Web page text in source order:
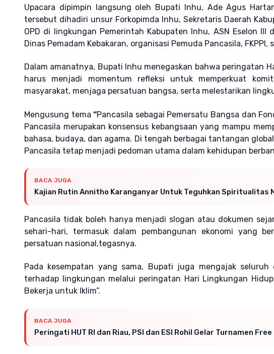
Upacara dipimpin langsung oleh Bupati Inhu, Ade Agus
tersebut dihadiri unsur Forkopimda Inhu, Sekretaris Daerah
OPD di lingkungan Pemerintah Kabupaten Inhu, ASN Eselon III
Dinas Pemadam Kebakaran, organisasi Pemuda Pancasila, FKPPI,
Dalam amanatnya, Bupati Inhu menegaskan bahwa peringatan
harus menjadi momentum refleksi untuk memperkuat
masyarakat, menjaga persatuan bangsa, serta melestarikan
Mengusung tema“Pancasila sebagai Pemersatu Bangsa dan
Pancasila merupakan konsensus kebangsaan yang mampu
bahasa, budaya, dan agama. Di tengah berbagai tantangan
Pancasila tetap menjadi pedoman utama dalam kehidupan
BACA JUGA
Kajian Rutin Annitho Karanganyar Untuk Teguhkan Spiritualitas
Pancasila tidak boleh hanya menjadi slogan atau dokumen
sehari-hari, termasuk dalam pembangunan ekonomi yang
persatuan nasional,tegasnya.
Pada kesempatan yang sama, Bupati juga mengajak
terhadap lingkungan melalui peringatan Hari Lingkungan
Bekerja untuk Iklim”.
BACA JUGA
Peringati HUT RI dan Riau, PSI dan ESI Rohil Gelar Turnamen